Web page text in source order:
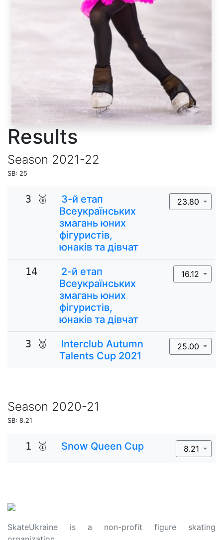
Results
Season 2021-22
SB: 25
3 🥉
3-й етап
Всеукраїнських
змагань юних
фігуристів,
юнаків та дівчат
23.80
14
2-й етап
Всеукраїнських
змагань юних
фігуристів,
юнаків та дівчат
16.12
3 🥉
Interclub Autumn
Talents Cup 2021
25.00
Season 2020-21
SB: 8.21
1 🥇 Snow Queen Cup 8.21
SkateUkraine is a non-profit figure skating